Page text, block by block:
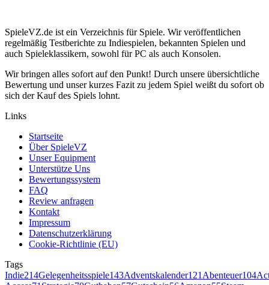
SpieleVZ.de ist ein Verzeichnis für Spiele. Wir veröffentlichen
regelmäßig Testberichte zu Indiespielen, bekannten Spielen und
auch Spieleklassikern, sowohl für PC als auch Konsolen.
Wir bringen alles sofort auf den Punkt! Durch unsere übersichtliche
Bewertung und unser kurzes Fazit zu jedem Spiel weißt du sofort ob
sich der Kauf des Spiels lohnt.
Links
Startseite
Über SpieleVZ
Unser Equipment
Unterstütze Uns
Bewertungssystem
FAQ
Review anfragen
Kontakt
Impressum
Datenschutzerklärung
Cookie-Richtlinie (EU)
Tags
Indie214Gelegenheitsspiele143Adventskalender121Abenteuer104